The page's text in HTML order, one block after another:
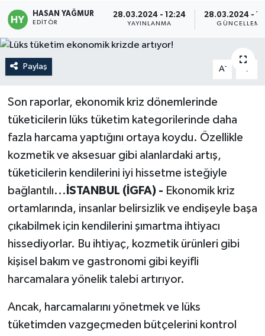
HASAN YAĞMUR
EDITÖR
28.03.2024 - 12:24
YAYINLANMA
28.03.2024 -
GÜNCELLEME
Paylaş A- A
Son raporlar, ekonomik kriz dönemlerinde
tüketicilerin lüks tüketim kategorilerinde daha
fazla harcama yaptığını ortaya koydu. Özellikle
kozmetik ve aksesuar gibi alanlardaki artış,
tüketicilerin kendilerini iyi hissetme isteğiyle
bağlantılı... İSTANBUL (İGFA) - Ekonomik kriz
ortamlarında, insanlar belirsizlik ve endişeyle başa
çıkabilmek için kendilerini şımartma ihtiyacı
hissediyorlar. Bu ihtiyaç, kozmetik ürünleri gibi
kişisel bakım ve gastronomi gibi keyifli
harcamalara yönelik talebi artırıyor.
Ancak, harcamalarını yönetmek ve lüks
tüketimden vazgeçmeden bütçelerini kontrol
Sağlık
Teknoloji
Yaşam